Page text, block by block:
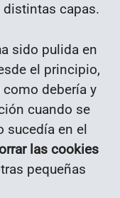
distintas capas.
sido pulida en
el principio,
debería y
cuando se
sucedía en el
las cookies
pequeñas